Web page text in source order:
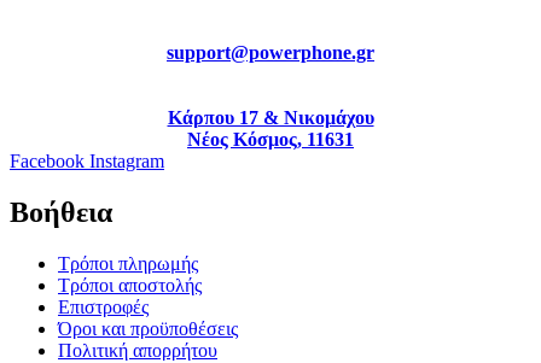
support@powerphone.gr
Κάρπου 17 & Νικομάχου
Νέος Κόσμος, 11631
Facebook Instagram
Βοήθεια
Τρόποι πληρωμής
Τρόποι αποστολής
Επιστροφές
Όροι και προϋποθέσεις
Πολιτική απορρήτου